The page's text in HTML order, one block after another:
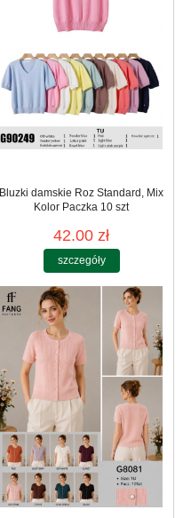
Bluzki damskie Roz Standard, Mix
Kolor Paczka 10 szt
42.00 zł
szczegóły